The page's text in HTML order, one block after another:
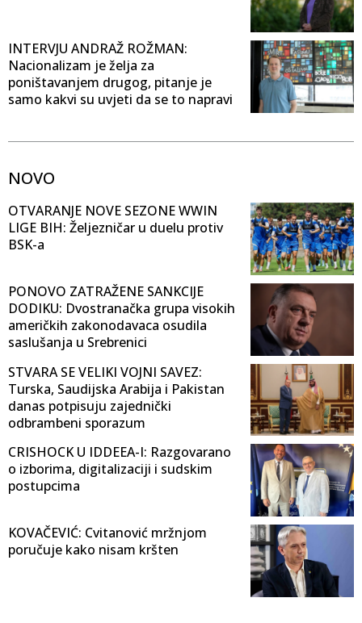
INTERVJU ANDRAŽ ROŽMAN:
Nacionalizam je želja za
poništavanjem drugog, pitanje je
samo kakvi su uvjeti da se to napravi
NOVO
OTVARANJE NOVE SEZONE WWIN
LIGE BIH: Željezničar u duelu protiv
BSK-a
PONOVO ZATRAŽENE SANKCIJE
DODIKU: Dvostranačka grupa visokih
američkih zakonodavaca osudila
saslušanja u Srebrenici
STVARA SE VELIKI VOJNI SAVEZ:
Turska, Saudijska Arabija i Pakistan
danas potpisuju zajednički
odbrambeni sporazum
CRISHOCK U IDDEEA-I: Razgovarano
o izborima, digitalizaciji i sudskim
postupcima
KOVAČEVIĆ: Cvitanović mržnjom
poručuje kako nisam kršten